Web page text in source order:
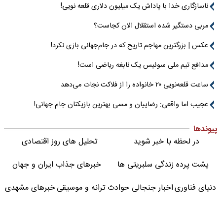
ناسازگاری خدا با پاداش یک میلیون دلاری قلعه نویی!
مربی دستگیر شده استقلال الان کجاست؟
عکس | بزرگترین مهاجم تاریخ که در جام‌جهانی بازی نکرد!
مدافع تیم ملی سوئیس یک نابغه ریاضی است!
ساعت قلعه‌نویی ۲۰ خانواده را از فلاکت نجات می‌دهد
عجیب اما واقعی: رضاییان و مسی بهترین بازیکنان جام جهانی!
پیوندها
در لحظه با خبر شوید
تحلیل های روز اقتصادی
پشت پرده زندگی سلبریتی ها
خبرهای جذاب ایران و جهان
دنیای فناوریاخبار جنجالی حوادثترانه و موسیقیخبرهای مشهدی